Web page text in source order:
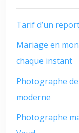
Tarif d’un
Mariage en
chaque instant
Photographe
moderne
Photographe